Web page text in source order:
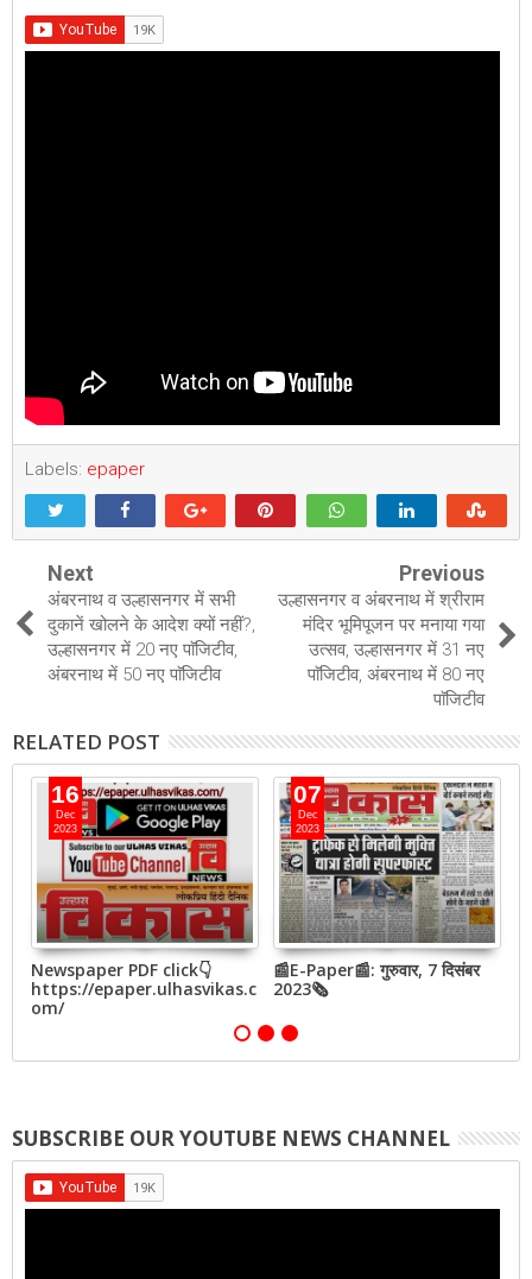
Labels: epaper
Next
अंबरनाथ व उल्हासनगर में सभी
दुकानें खोलने के आदेश क्यों नहीं?,
उल्हासनगर में 20 नए पाॅजिटीव,
अंबरनाथ में 50 नए पाॅजिटीव
Previous
उल्हासनगर व अंबरनाथ में श्रीराम
मंदिर भूमिपूजन पर मनाया गया
उत्सव, उल्हासनगर में 31 नए
पाॅजिटीव, अंबरनाथ में 80 नए
पाॅजिटीव
RELATED POST
16
Dec
2023
Newspaper PDF click👇
https://epaper.ulhasvikas.c
om/
07
Dec
2023
📰E-Paper📰: गुरुवार, 7 दिसंबर
2023🗞
SUBSCRIBE OUR YOUTUBE NEWS CHANNEL